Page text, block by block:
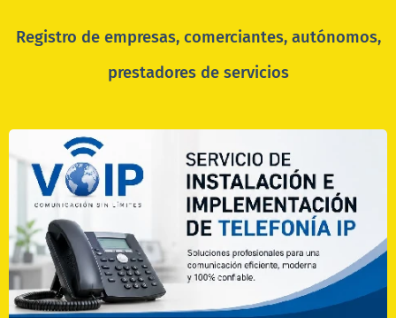
Registro de empresas, comerciantes, autónomos,
prestadores de servicios